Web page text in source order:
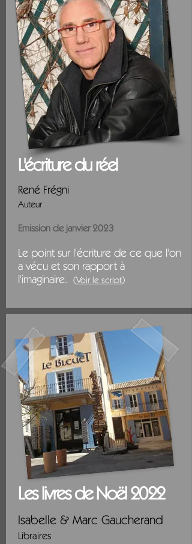
L'écriture du réel
René Frégni
Auteur
Emission de janvier 2023
Le point sur l'écriture de ce que l'on
a vécu et son rapport à
l'imaginaire.
(Voir le script)
Les livres de Noël 2022
Isabelle & Marc Gaucherand
Libraires